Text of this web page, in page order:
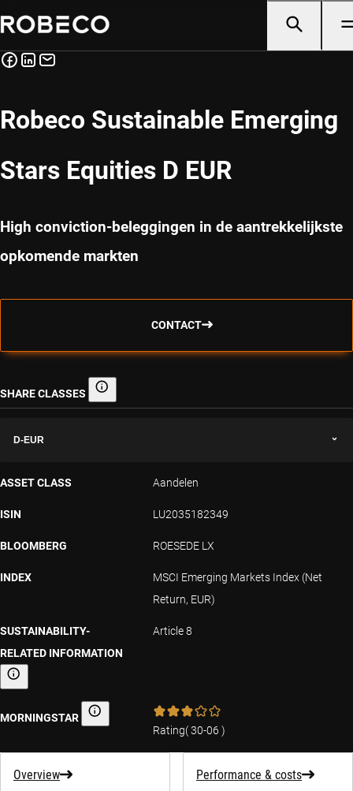
Robeco Sustainable Emerging
Stars Equities D EUR
High conviction-beleggingen in de aantrekkelijkste
opkomende markten
CONTACT
SHARE CLASSES Share classes
D-EUR
ASSET CLASS Aandelen
ISIN LU2035182349
BLOOMBERG ROESEDE LX
INDEX
MSCI Emerging Markets Index (Net
Return, EUR)
SUSTAINABILITY-
RELATED INFORMATION
Sustainability-related information
Article 8
MORNINGSTAR Morningstar
Rating(30-06 )
Overview Performance & costs